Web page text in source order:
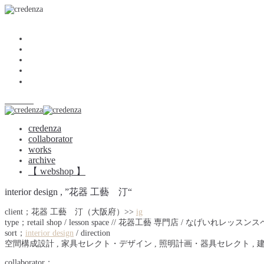
credenza
collaborator
works
archive
【 webshop 】
interior design , ”花器 工藝 汀“
client；花器 工藝 汀（大阪府）>> ig
type；retail shop / lesson space // 花器工藝 専門店 / なげいれレッスンス
sort； interior design / direction
空間構成設計 , 家具セレクト・デザイン , 照明計画・器具セレクト ,